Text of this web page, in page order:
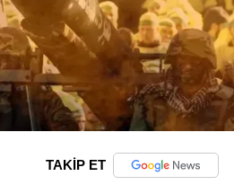
TAKİP ET